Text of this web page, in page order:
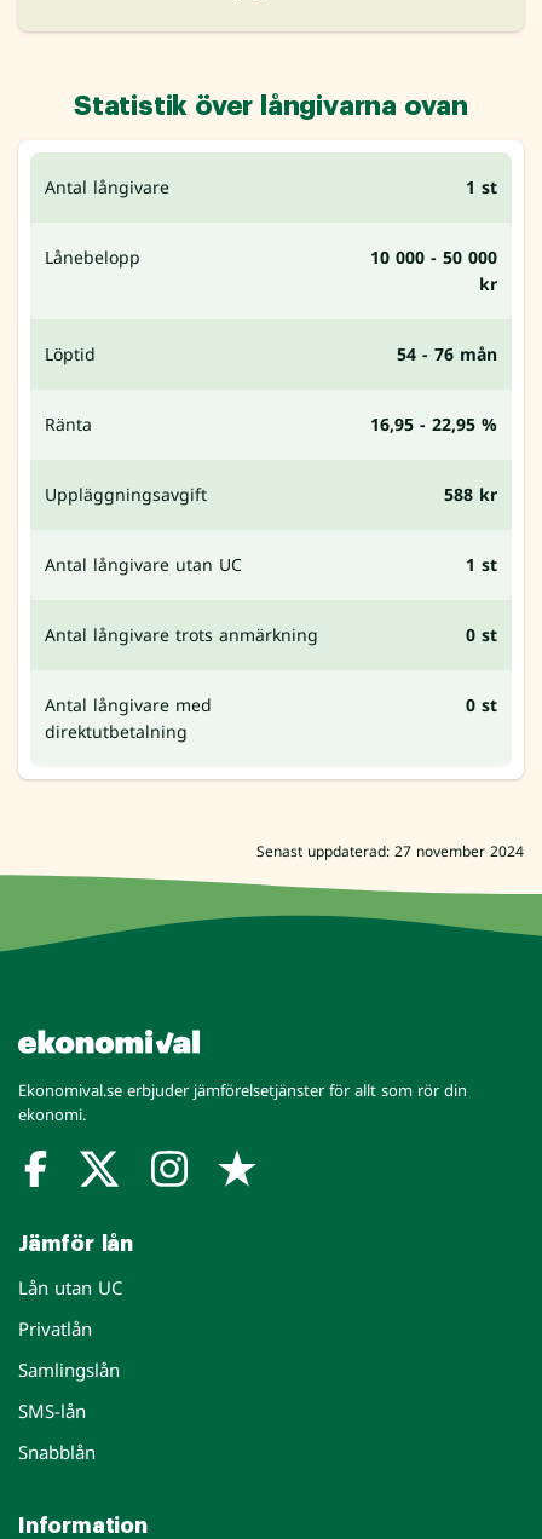
Statistik över långivarna ovan
Antal långivare 1 st
Lånebelopp
10 000 - 50 000
kr
Löptid 54 - 76 mån
Ränta 16,95 - 22,95 %
Uppläggningsavgift 588 kr
Antal långivare utan UC 1 st
Antal långivare trots anmärkning 0 st
Antal långivare med
direktutbetalning
0 st
Senast uppdaterad: 27 november 2024
Ekonomival.se erbjuder jämförelsetjänster för allt som rör din
ekonomi.
Jämför lån
Lån utan UC
Privatlån
Samlingslån
SMS-lån
Snabblån
Information